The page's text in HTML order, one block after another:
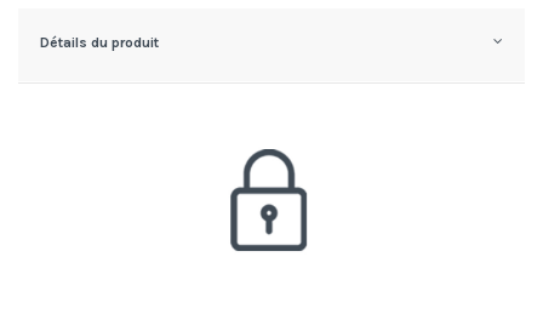
Détails du produit